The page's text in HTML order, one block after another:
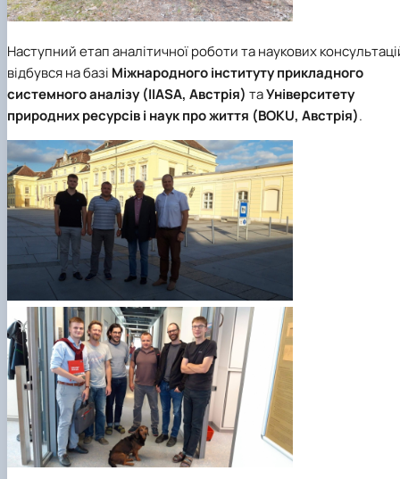
Наступний етап аналітичної роботи та наукових
відбувся на базі Міжнародного інституту прикладного
системного аналізу (IIASA, Австрія) таУніверситету
природних ресурсів і наук про життя (BOKU, Австрія).